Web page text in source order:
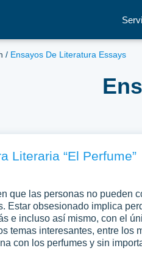
/ Ensayos De Literatura Essays
Literaria “El Perfume”
que las personas no pueden
Estar obsesionado implica
e incluso así mismo, con el
temas interesantes, entre
con los perfumes y sin